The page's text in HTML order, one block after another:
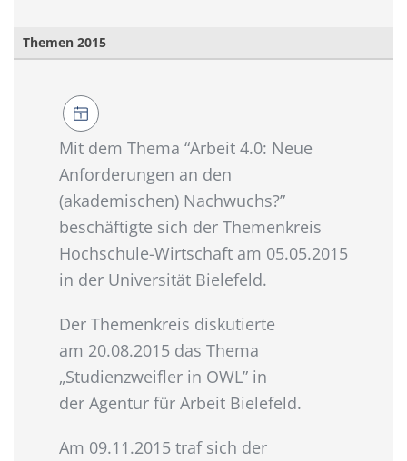
Themen 2015
Mit dem Thema “Arbeit 4.0: Neue
Anforderungen an den
(akademischen) Nachwuchs?”
beschäftigte sich der Themenkreis
Hochschule-Wirtschaft am 05.05.2015
in der Universität Bielefeld.
Der Themenkreis diskutierte
am 20.08.2015 das Thema
„Studienzweifler in OWL” in
der Agentur für Arbeit Bielefeld.
Am 09.11.2015 traf sich der